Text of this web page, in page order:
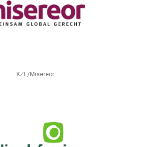
KZE/Misereor